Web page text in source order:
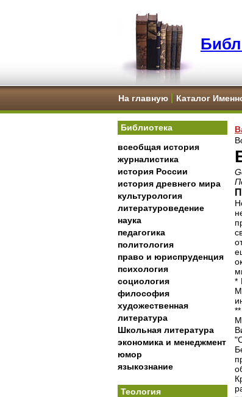
На главную Каталог
Библиотека
всеобщая история
журналистика
история России
история древнего мира
культурология
литературоведение
наука
педагогика
политология
право и юриспруденция
психология
социология
философия
художественная
литература
Школьная литература
экономика и менеджмент
юмор
языкознание
Теология
*